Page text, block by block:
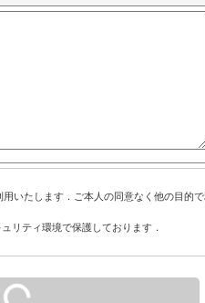
いたします．ご本人の同意なく他の目的
リティ環境で保護しております．